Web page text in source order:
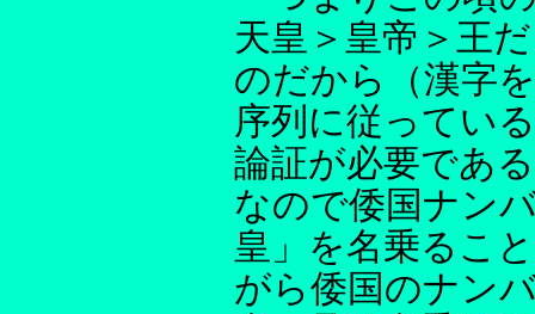
天皇＞皇帝＞王
のだから（漢字
序列に従ってい
論証が必要であ
なので倭国ナン
皇」を名乗るこ
がら倭国のナン